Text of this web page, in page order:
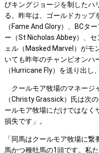
びキングジョージを制したハ
る。昨年は、ゴールドカップ
（Fame And Glory）、BCタ
ー（St Nicholas Abbey）、
ェル（Masked Marvel）がモ
いても昨年のチャンピオンハ
（Hurricane Fly）を送り出し
クールモア牧場のマネージ
（Christy Grassick）氏は次
ールモア牧場にだけではなく
損失です」。
「同馬はクールモア牧場に
馬かつ種牡馬の1頭です。私